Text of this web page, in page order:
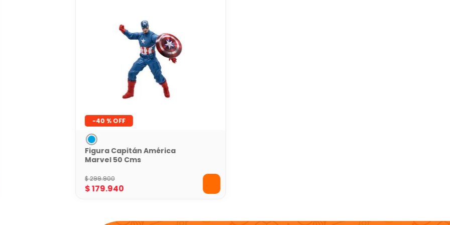
-40 %
Figura Capitán América
Marvel 50 Cms
$299.900
$179.940